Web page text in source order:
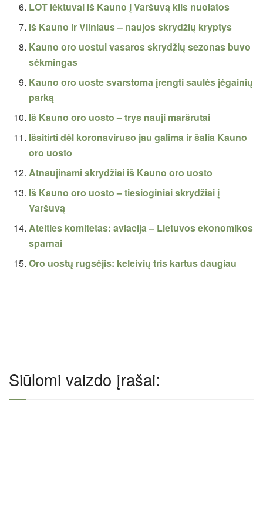
LOT lėktuvai iš Kauno į Varšuvą kils nuolatos
Iš Kauno ir Vilniaus – naujos skrydžių kryptys
Kauno oro uostui vasaros skrydžių sezonas buvo
sėkmingas
Kauno oro uoste svarstoma įrengti saulės jėgainių
parką
Iš Kauno oro uosto – trys nauji maršrutai
Išsitirti dėl koronaviruso jau galima ir šalia Kauno
oro uosto
Atnaujinami skrydžiai iš Kauno oro uosto
Iš Kauno oro uosto – tiesioginiai skrydžiai į
Varšuvą
Ateities komitetas: aviacija – Lietuvos ekonomikos
sparnai
Oro uostų rugsėjis: keleivių tris kartus daugiau
Siūlomi vaizdo įrašai: